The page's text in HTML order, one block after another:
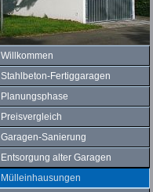
Willkommen
Stahlbeton-Fertiggaragen
Planungsphase
Preisvergleich
Garagen-Sanierung
Entsorgung alter Garagen
Mülleinhausungen